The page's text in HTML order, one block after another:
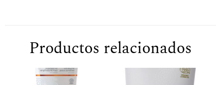
Productos relacionados